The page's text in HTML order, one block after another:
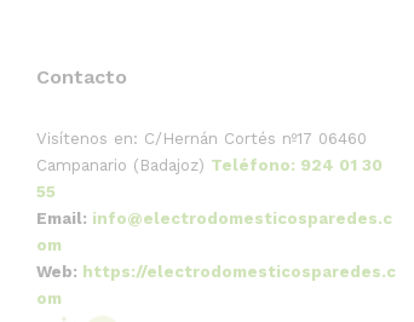
Contacto
Visítenos en: C/Hernán Cortés nº17 06460
Campanario (Badajoz) Teléfono: 924 01 30
55
Email: info@electrodomesticosparedes.c
om
Web: https://electrodomesticosparedes.c
om